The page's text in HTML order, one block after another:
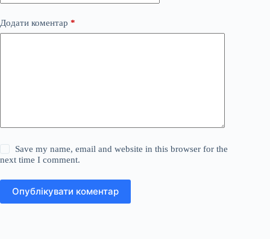
Додати коментар *
Save my name, email and website in this browser for the
next time I comment.
Опублікувати коментар